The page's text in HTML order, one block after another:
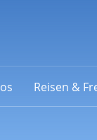
Reisen &